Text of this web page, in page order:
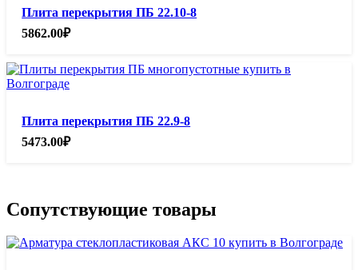
Плита перекрытия ПБ 22.10-8
5862.00₽
Плита перекрытия ПБ 22.9-8
5473.00₽
Сопутствующие товары